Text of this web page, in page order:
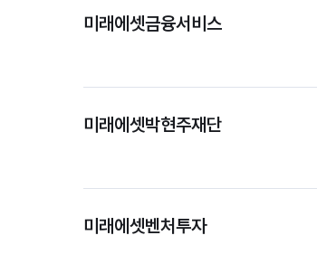
미래에셋금융서비스
미래에셋박현주재단
미래에셋벤처투자